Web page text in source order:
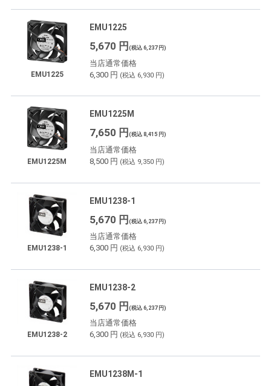
EMU1225
EMU1225
5,670 円 (税込 6,237 円)
当店通常価格
6,300 円 (税込 6,930 円)
EMU1225M
EMU1225M
7,650 円 (税込 8,415 円)
当店通常価格
8,500 円 (税込 9,350 円)
EMU1238-1
EMU1238-1
5,670 円(税込 6,237 円)
当店通常価格
6,300 円 (税込 6,930 円)
EMU1238-2
EMU1238-2
5,670 円(税込 6,237 円)
当店通常価格
6,300 円 (税込 6,930 円)
EMU1238M-1